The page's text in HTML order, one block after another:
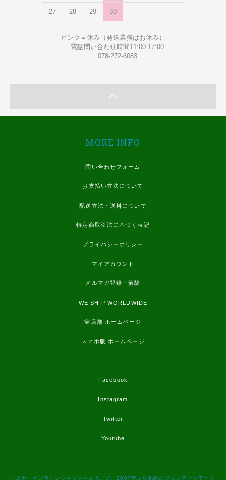
27 28 29 30
ピンク＝休み（発送業務はお休み）
電話問い合わせ時間11:00-17:00
078-272-6083
MORE INFO
問い合わせフォーム
お支払い方法について
配送方法・送料について
特定商取引法に基づく表記
プライバシーポリシー
マイアカウント
メルマガ登録・解除
WE SHIP WORLDWIDE
実店舗 ホームページ
スマホ版 ホームページ
Facebook
Instagram
Twitter
Youtube
マルカ・オンラインショップへようこそ。2007年より北欧のヴィンテージテーブ